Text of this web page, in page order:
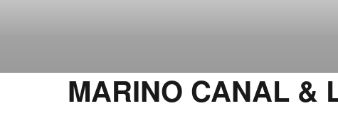
MARINO CANAL &